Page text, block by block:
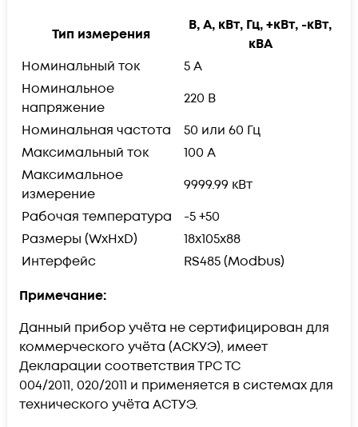
Тип измерения
В, А, кВт, Гц, +кВт, -кВт,
кВА
Номинальный ток
5 А
Номинальное
напряжение
220 В
Номинальная частота
50 или 60 Гц
Максимальный ток
100 А
Максимальное
измерение
9999.99 кВт
Рабочая температура
-5 +50
Размеры (WxHxD)
18x105x88
Интерфейс
RS485 (Modbus)
Примечание:
Данный прибор учёта не сертифицирован для
коммерческого учёта (АСКУЭ), имеет
Декларации соответствия ТРС ТС
004/2011, 020/2011 и применяется в системах для
технического учёта АСТУЭ.